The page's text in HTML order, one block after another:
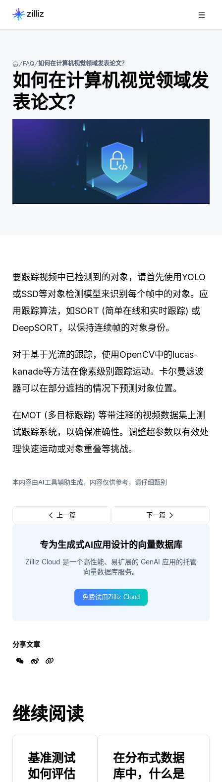
FAQ 如何在计算机视觉领域发表论文？
如何在计算机视觉领域发
表论文？
要跟踪视频中已检测到的对象，请首先使用YOLO
或SSD等对象检测模型来识别每个帧中的对象。应
用跟踪算法，如SORT (简单在线和实时跟踪) 或
DeepSORT，以保持连续帧的对象身份。
对于基于光流的跟踪，使用OpenCV中的lucas-
kanade等方法在像素级别跟踪运动。卡尔曼滤波
器可以在部分遮挡的情况下预测对象位置。
在MOT (多目标跟踪) 等带注释的视频数据集上测
试跟踪系统，以确保准确性。调整超参数以有效处
理快速运动或对象重叠等挑战。
本内容由AI工具辅助生成，内容仅供参考，请仔细甄别
上一篇 下一篇
专为生成式AI应用设计的向量数据库
Zilliz Cloud 是一个高性能、易扩展的 GenAI 应用的托管
向量数据库服务。
免费试用Zilliz Cloud
分享文章
继续阅读
基准测试
如何评估
在分布式数据
库中，什么是